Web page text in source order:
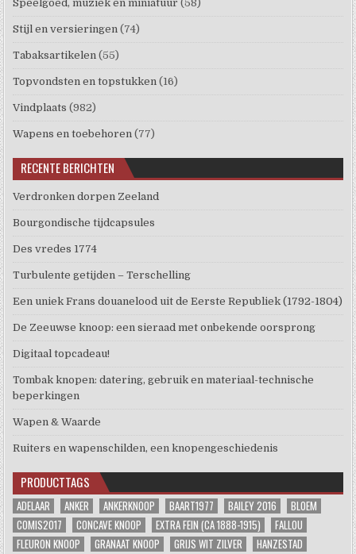
Speelgoed, muziek en miniatuur (58)
Stijl en versieringen (74)
Tabaksartikelen (55)
Topvondsten en topstukken (16)
Vindplaats (982)
Wapens en toebehoren (77)
RECENTE BERICHTEN
Verdronken dorpen Zeeland
Bourgondische tijdcapsules
Des vredes 1774
Turbulente getijden – Terschelling
Een uniek Frans douanelood uit de Eerste Republiek (1792-1804)
De Zeeuwse knoop: een sieraad met onbekende oorsprong
Digitaal topcadeau!
Tombak knopen: datering, gebruik en materiaal-technische
beperkingen
Wapen & Waarde
Ruiters en wapenschilden, een knopengeschiedenis
PRODUCTTAGS
ADELAAR ANKER ANKERKNOOP BAART1977 BAILEY 2016
BLOEM
COMIS2017
CONCAVE KNOOP EXTRA FEIN (CA 1888-1915)
FALLOU
FLEURON KNOOP
GRANAAT KNOOP GRIJS WIT ZILVER HANZESTAD